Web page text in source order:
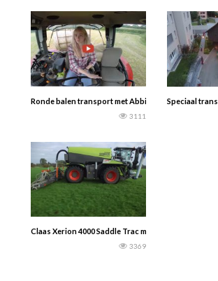
Ronde balen transport met Abbi en Henry…..Farmer
3111
Speciaal
Claas Xerion 4000 Saddle Trac met Kaweco
3369